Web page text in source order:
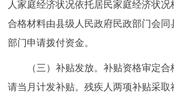
人家庭经济状况依托居民家庭经济状
合格材料由县级人民政府民政部门会同
部门申请拨付资金。
（三）补贴发放。补贴资格审定合
请当月计发补贴。残疾人两项补贴采取